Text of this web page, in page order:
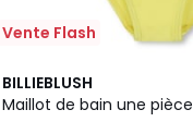
Vente Flash
BILLIEBLUSH
Maillot de bain une pièce